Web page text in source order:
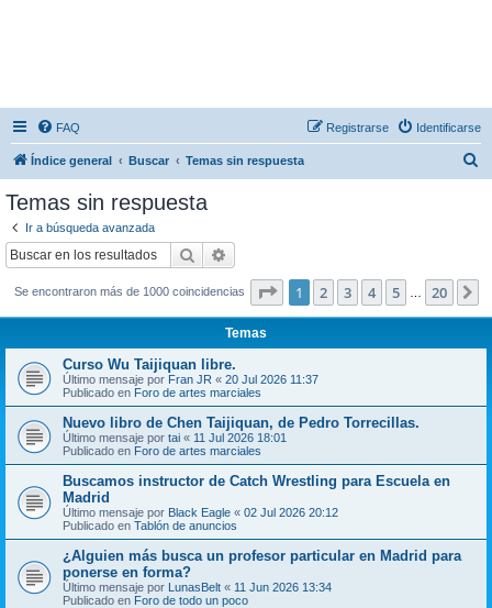
FAQ Identificarse
Registrarse
Índice general Buscar Temas sin respuesta
Temas sin respuesta
Ir a búsqueda avanzada
Buscar
Se encontraron más de 1000 coincidencias Página de 20
1 2 3 4 5 20
Temas
Curso Wu Taijiquan libre.
Último mensaje por Fran JR « 20 Jul 2026 11:37
Publicado en Foro de artes marciales
Nuevo libro de Chen Taijiquan, de Pedro Torrecillas.
Último mensaje por tai « 11 Jul 2026 18:01
Publicado en Foro de artes marciales
Buscamos instructor de Catch Wrestling para Escuela en
Madrid
Último mensaje por Black Eagle « 02 Jul 2026 20:12
Publicado en Tablón de anuncios
¿Alguien más busca un profesor particular en Madrid para
ponerse en forma?
Último mensaje por LunasBelt « 11 Jun 2026 13:34
Publicado en Foro de todo un poco